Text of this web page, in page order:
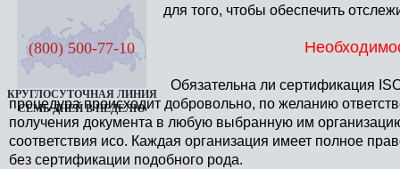
(800) 500-77-10
КРУГЛОСУТОЧНАЯ ЛИНИЯ
СЕМЬ ДНЕЙ В НЕДЕЛЮ
для того, чтобы обеспечить
Обязательна ли сертификация
процедура происходит добровольно, по желанию
получения документа в любую выбранную им
соответствия исо. Каждая организация имеет полное
без сертификации подобного рода.